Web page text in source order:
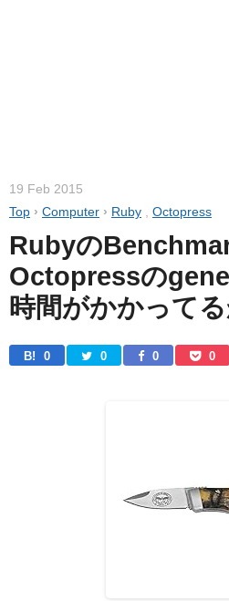
19 Feb 2015
Top › Computer › Ruby Octopress
Rubyの
Octopressの
時間がかかって
B! 0 0 0 0